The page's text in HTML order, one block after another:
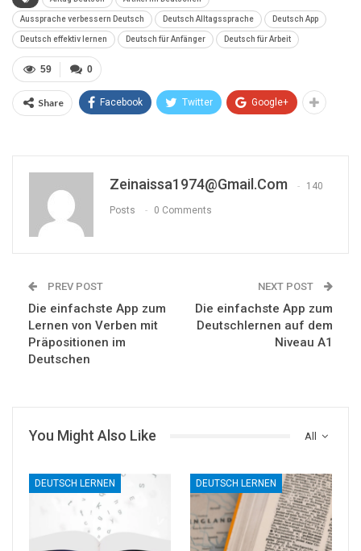
Aussprache verbessern Deutsch Deutsch Alltagssprache Deutsch App
Deutsch effektiv lernen Deutsch für Anfänger Deutsch für Arbeit
0
59
Share Facebook Twitter Google+
Zeinaissa1974@gmail.com 140
Posts 0 Comments
PREV POST
Die einfachste App zum
Lernen von Verben mit
Präpositionen im
Deutschen
NEXT POST
Die einfachste App zum
Deutschlernen auf dem
Niveau A1
All
You Might Also Like
DEUTSCH LERNEN DEUTSCH LERNEN